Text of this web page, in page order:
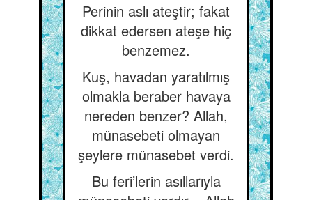
Perinin aslı ateştir; fakat
dikkat edersen ateşe hiç
benzemez.
Kuş, havadan yaratılmış
olmakla beraber havaya
nereden benzer? Allah,
münasebeti olmayan
şeylere münasebet verdi.
Bu feri’lerin asıllarıyla